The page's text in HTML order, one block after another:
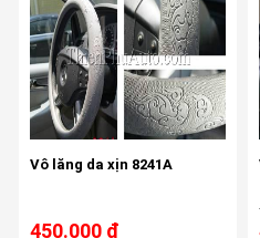
Vô lăng da xịn 8241A
450.000 đ